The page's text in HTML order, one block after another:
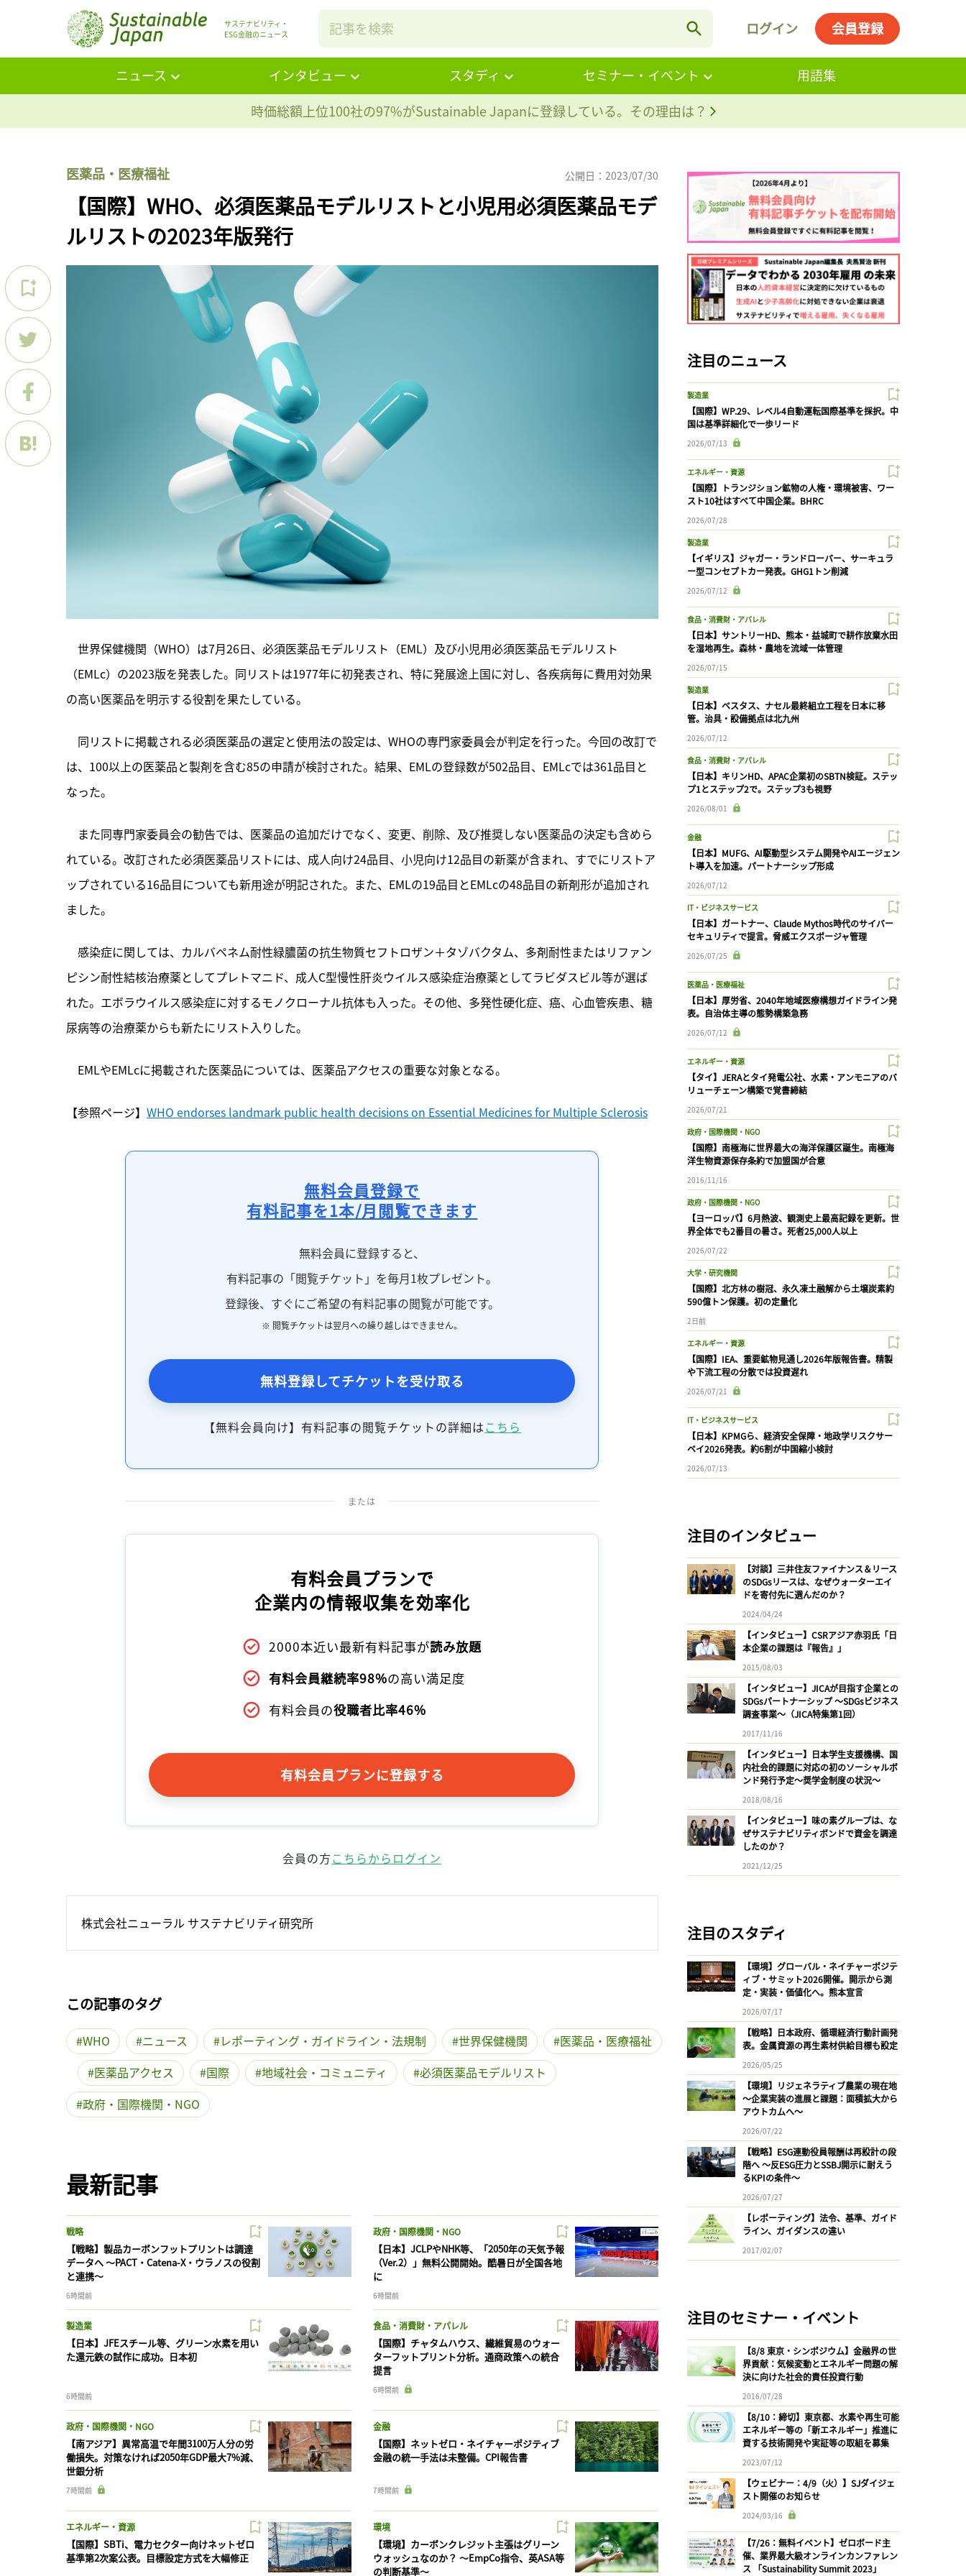
サステナビリティ・
ESG金融のニュース
ログイン 会員登録
ニュース インタビュー スタディ セミナー・イベント
用語集
時価総額上位100社の97%がSustainable Japanに登録している。その理由は？
医薬品・医療福祉 公開日：2023/07/30
【国際】WHO、必須医薬品モデルリストと小児用必須医薬品モデ
ルリストの2023年版発行
世界保健機関（WHO）は7月26日、必須医薬品モデルリスト（EML）及び小児用必須医薬品モデルリスト
（EMLc）の2023版を発表した。同リストは1977年に初発表され、特に発展途上国に対し、各疾病毎に費用対効果
の高い医薬品を明示する役割を果たしている。
同リストに掲載される必須医薬品の選定と使用法の設定は、 WHOの専門家委員会が判定を行った。今回の改訂で
は、100以上の医薬品と製剤を含む85の申請が検討された。結果、EMLの登録数が502品目、EMLcでは361品目と
なった。
また同専門家委員会の勧告では、医薬品の追加だけでなく、変更、削除、及び推奨しない医薬品の決定も含めら
れている。改訂された必須医薬品リストには、成人向け24品目、小児向け12品目の新薬が含まれ、すでにリストア
ップされている16品目についても新用途が明記された。また、EMLの19品目とEMLcの48品目の新剤形が追加され
ました。
感染症に関しては、カルバペネム耐性緑膿菌の抗生物質セフトロザン＋タゾバクタム、多剤耐性またはリファン
ピシン耐性結核治療薬としてプレトマニド、成人C型慢性肝炎ウイルス感染症治療薬としてラビダスビル等が選ば
れた。エボラウイルス感染症に対するモノクローナル抗体も入った。その他、多発性硬化症、癌、心血管疾患、糖
尿病等の治療薬からも新たにリスト入りした。
EMLやEMLcに掲載された医薬品については、医薬品アクセスの重要な対象となる。
【参照ページ】 WHO endorses landmark public health decisions on Essential Medicines for Multiple Sclerosis
無料会員登録で
有料記事を1本/月閲覧できます
無料会員に登録すると、
有料記事の「閲覧チケット」を毎月1枚プレゼント。
登録後、すぐにご希望の有料記事の閲覧が可能です。
※ 閲覧チケットは翌月への繰り越しはできません。
無料登録してチケットを受け取る
【無料会員向け】有料記事の閲覧チケットの詳細はこちら
または
有料会員プランで
企業内の情報収集を効率化
2000本近い最新有料記事が読み放題
有料会員継続率98%の高い満足度
有料会員の役職者比率46%
有料会員プランに登録する
会員の方こちらからログイン
株式会社ニューラル サステナビリティ研究所
この記事のタグ
WHO ニュース レポーティング・ガイドライン・法規制 世界保健機関
医薬品・医療福祉
医薬品アクセス
国際 地域社会・コミュニティ
必須医薬品モデルリスト
政府・国際機関・NGO
最新記事
戦略
【戦略】製品カーボンフットプリントは調達
データへ 〜PACT・Catena-X・ウラノスの役割
と連携〜
6時間前
政府・国際機関・NGO
【日本】JCLPやNHK等、「2050年の天気予報
（Ver.2）」無料公開開始。酷暑日が全国各地
に
6時間前
製造業
【日本】JFEスチール等、グリーン水素を用い
た還元鉄の試作に成功。日本初
6時間前
食品・消費財・アパレル
【国際】チャタムハウス、繊維貿易のウォー
ターフットプリント分析。通商政策への統合
提言
6時間前
政府・国際機関・NGO
【南アジア】異常高温で年間3100万人分の労
働損失。対策なければ2050年GDP最大7%減、
世銀分析
7時間前
金融
【国際】ネットゼロ・ネイチャーポジティブ
金融の統一手法は未整備。CPI報告書
7時間前
エネルギー・資源
【国際】SBTi、電力セクター向けネットゼロ
基準第2次案公表。目標設定方式を大幅修正
環境
【環境】カーボンクレジット主張はグリーン
ウォッシュなのか？ 〜EmpCo指令、英ASA等
の判断基準〜
注目のニュース
製造業
【国際】WP.29、レベル4自動運転国際基準を採択。中
国は基準詳細化で一歩リード
2026/07/13
エネルギー・資源
【国際】トランジション鉱物の人権・環境被害、ワー
スト10社はすべて中国企業。BHRC
2026/07/28
製造業
【イギリス】ジャガー・ランドローバー、サーキュラ
ー型コンセプトカー発表。GHG1トン削減
2026/07/12
食品・消費財・アパレル
【日本】サントリーHD、熊本・益城町で耕作放棄水田
を湿地再生。森林・農地を流域一体管理
2026/07/15
製造業
【日本】ベスタス、ナセル最終組立工程を日本に移
管。治具・設備拠点は北九州
2026/07/12
食品・消費財・アパレル
【日本】キリンHD、APAC企業初のSBTN検証。ステッ
プ1とステップ2で。ステップ3も視野
2026/08/01
金融
【日本】MUFG、AI駆動型システム開発やAIエージェン
ト導入を加速。パートナーシップ形成
2026/07/12
IT・ビジネスサービス
【日本】ガートナー、Claude Mythos時代のサイバー
セキュリティで提言。脅威エクスポージャ管理
2026/07/25
医薬品・医療福祉
【日本】厚労省、2040年地域医療構想ガイドライン発
表。自治体主導の態勢構築急務
2026/07/12
エネルギー・資源
【タイ】JERAとタイ発電公社、水素・アンモニアのバ
リューチェーン構築で覚書締結
2026/07/21
政府・国際機関・NGO
【国際】南極海に世界最大の海洋保護区誕生。南極海
洋生物資源保存条約で加盟国が合意
2016/11/16
政府・国際機関・NGO
【ヨーロッパ】6月熱波、観測史上最高記録を更新。世
界全体でも2番目の暑さ。死者25,000人以上
2026/07/22
大学・研究機関
【国際】北方林の樹冠、永久凍土融解から土壌炭素約
590億トン保護。初の定量化
2日前
エネルギー・資源
【国際】IEA、重要鉱物見通し2026年版報告書。精製
や下流工程の分散では投資遅れ
2026/07/21
IT・ビジネスサービス
【日本】KPMGら、経済安全保障・地政学リスクサー
ベイ2026発表。約6割が中国縮小検討
2026/07/13
注目のインタビュー
【対談】三井住友ファイナンス＆リース
のSDGsリースは、なぜウォーターエイ
ドを寄付先に選んだのか？
2024/04/24
【インタビュー】CSRアジア赤羽氏「日
本企業の課題は『報告』」
2015/08/03
【インタビュー】JICAが目指す企業との
SDGsパートナーシップ 〜SDGsビジネス
調査事業〜（JICA特集第1回）
2017/11/16
【インタビュー】日本学生支援機構、国
内社会的課題に対応の初のソーシャルボ
ンド発行予定〜奨学金制度の状況〜
2018/08/16
【インタビュー】味の素グループは、な
ぜサステナビリティボンドで資金を調達
したのか？
2021/12/25
注目のスタディ
【環境】グローバル・ネイチャーポジテ
ィブ・サミット2026開催。開示から測
定・実装・価値化へ。熊本宣言
2026/07/17
【戦略】日本政府、循環経済行動計画発
表。金属資源の再生素材供給目標も設定
2026/05/25
【環境】リジェネラティブ農業の現在地
〜企業実装の進展と課題：面積拡大から
アウトカムへ〜
2026/07/22
【戦略】ESG連動役員報酬は再設計の段
階へ 〜反ESG圧力とSSBJ開示に耐えう
るKPIの条件〜
2026/07/27
【レポーティング】法令、基準、ガイド
ライン、ガイダンスの違い
2017/02/07
注目のセミナー・イベント
【8/8 東京・シンポジウム】金融界の世
界貢献：気候変動とエネルギー問題の解
決に向けた社会的責任投資行動
2016/07/28
【8/10：締切】東京都、水素や再生可能
エネルギー等の「新エネルギー」推進に
資する技術開発や実証等の取組を募集
2023/07/12
【ウェビナー：4/9（火）】SJダイジェ
スト開催のお知らせ
2024/03/16
【7/26：無料イベント】ゼロボード主
催、業界最大級オンラインカンファレン
ス 「Sustainability Summit 2023」
ログインが必要です
ログイン